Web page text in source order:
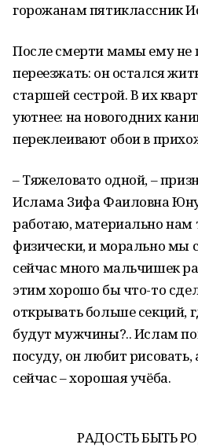
горожанам пятиклассник
После смерти мамы ему не
переезжать: он остался
старшей сестрой. В их
уютнее: на новогодних
переклеивают обои в
– Тяжеловато одной, –
Ислама Зифа Фаиловна
работаю, материально нам
физически, и морально мы
сейчас много мальчишек
этим хорошо бы что-то
открывать больше секций,
будут мужчины?.. Ислам
посуду, он любит рисовать,
сейчас – хорошая учёба.
РАДОСТЬ БЫТЬ